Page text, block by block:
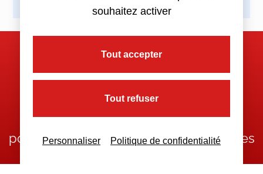
Nous restons à votre disposition
pour toutes demandes complémentaires
souhaitez activer
Tout accepter
Tout refuser
Personnaliser Politique de confidentialité